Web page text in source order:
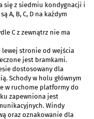
się z siedmiu kondygnacji i
A, B, C, D na każdym
C z zewnątrz nie ma
lewej stronie od wejścia
jest bramkami.
dostosowany dla
Schody w holu głównym
w ruchome platformy do
zapewniona jest
Windy
oraz oznakowanie dla